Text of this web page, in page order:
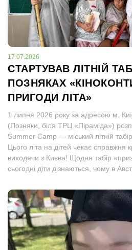
17.07.2026
СТАРТУВАВ ЛІТНІЙ
ПОЗНЯКАХ
ПРИГОДИ ЛІТА»
1 липня 2026 року за адресою м.
(Позняки, біля ТРЦ «Піраміда»)
Summer Camp — міський літній
Цього літа на дітей чекає справжня
виходячи з Києва! Щодня табір
сьогодні діти дізнаються, чому в